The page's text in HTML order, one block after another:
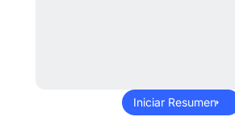
Iniciar Resumen